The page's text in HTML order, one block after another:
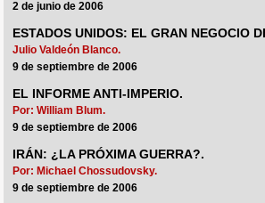
2 de junio de 2006
ESTADOS UNIDOS: EL GRAN NEGOCIO
Julio Valdeón Blanco.
9 de septiembre de 2006
EL INFORME ANTI-IMPERIO.
Por: William Blum.
9 de septiembre de 2006
IRÁN: ¿LA PRÓXIMA GUERRA?.
Por: Michael Chossudovsky.
9 de septiembre de 2006